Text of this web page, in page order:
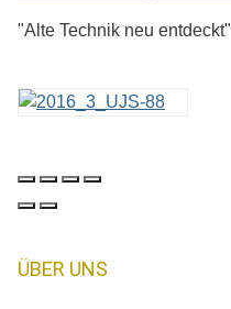
ÜBER UNS
"Alte Technik neu entdeckt"